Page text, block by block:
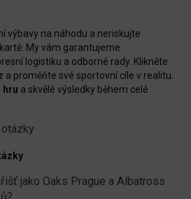
výbavy na náhodu a neriskujte
My vám garantujeme
logistiku a odborné rady. Klikněte
a proměňte své sportovní cíle v realitu.
hru a skvělé výsledky během celé
jako Oaks Prague a Albatross